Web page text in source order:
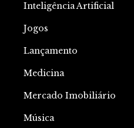
Inteligência Artificial
Jogos
Lançamento
Medicina
Mercado Imobiliário
Música